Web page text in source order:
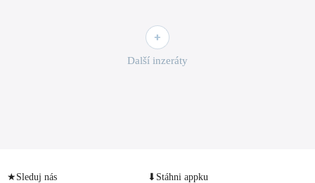
Další inzeráty
★Sleduj nás ⬇Stáhni appku